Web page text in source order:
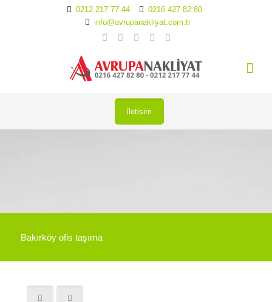
0212 217 77 44
0216 427 82 80
info@avrupanakliyat.com.tr
iletisim
Bakırköy ofis taşıma